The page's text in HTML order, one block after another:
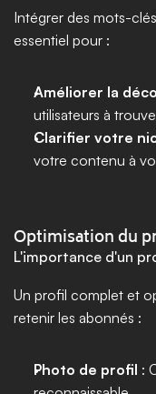
Intégrer des mots-
essentiel pour :
Améliorer la
utilisateurs à
Clarifier votre
votre contenu à
Optimisation du
L'importance d'un
Un profil complet et
retenir les abonnés :
Photo de profil :